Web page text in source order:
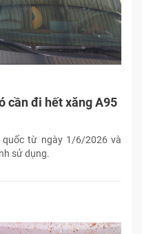
cần đi hết xăng A95
quốc từ ngày 1/6/2026 và
sử dụng.